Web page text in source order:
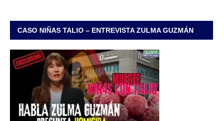
CASO NIÑAS TALIO – ENTREVISTA ZULMA GUZMÁN